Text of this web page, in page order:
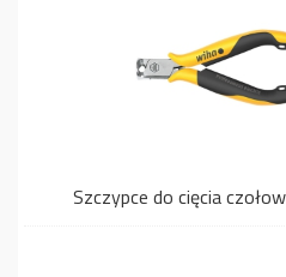
Szczypce do cięcia